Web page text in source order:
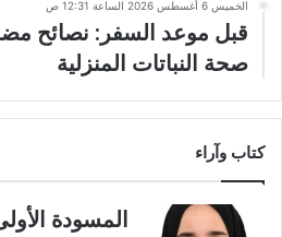
الخميس 6 أغسطس 2026 الساعة 12:31 ص
قبل موعد السفر: نصائح
صحة النباتات المنزلية
كتاب وآراء
المسودة